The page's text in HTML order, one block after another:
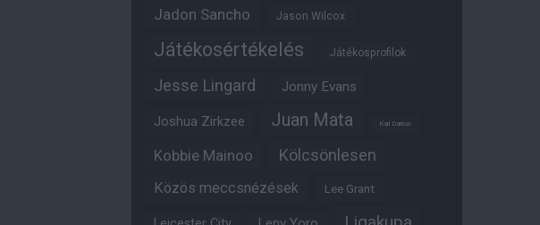
Jadon Sancho Jason Wilcox
Játékosértékelés Játékosprofilok
Jesse Lingard Jonny Evans
Joshua Zirkzee Juan Mata Karl Darlow
Kobbie Mainoo Kölcsönlesen
Közös meccsnézések Lee Grant